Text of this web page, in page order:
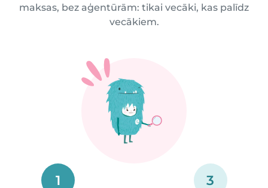
maksas, bez aģentūrām: tikai vecāki, kas palīdz
vecākiem.
1 3